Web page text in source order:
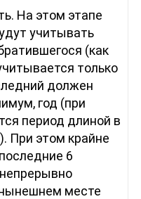
На этом этапе
учитывать
(как
только
должен
год (при
период длиной в
При этом крайне
6
месте